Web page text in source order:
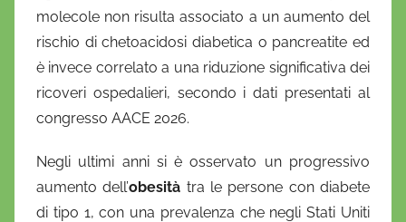
i
e
l
a
O
n
o
molecole non risulta associato a un aumento del
rischio di chetoacidosi diabetica o pancreatite ed
è invece correlato a una riduzione significativa dei
ricoveri ospedalieri, secondo i dati presentati al
congresso AACE 2026.
Negli ultimi anni si è osservato un progressivo
aumento dell’obesità tra le persone con diabete
di tipo 1, con una prevalenza che negli Stati Uniti